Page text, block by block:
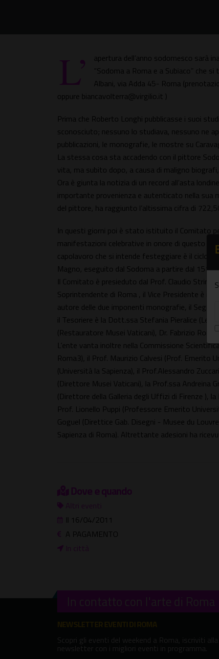
L’
apertura dell’anno sodomesco sarà
“Sodoma a Roma e a Subiaco” che
Albani, via Adda 45- Roma
oppure biancavolterra@virgilio.it )
Prima che Roberto Longhi pubblicasse i suoi
sconosciuto; nessuno lo studiava, nessuno ne
pubblicazioni, le monografie, le mostre su
La stessa cosa sta accadendo con il pittore
vita, ma subito dopo, a causa di maligno
Ora è giunta la notizia di un record all’asta
importante provenienza e autenticato nella sua
del pittore, ha raggiunto l’altissima cifra di
In questi giorni poi è stato istituito il Comitato
manifestazioni celebrative in onore di questo
capolavoro che si intende festeggiare è il ciclo
Magno, eseguito dal Sodoma a partire dal 1512.
Il Comitato è presieduto dal Prof. Claudio
Soprintendente di Roma , il Vice Presidente è il
autore delle due imponenti monografie, il
il Tesoriere è la Dott.ssa Stefania Pieralice
(Restauratore Musei Vaticani), Dr. Fabrizio
L’ente vanta inoltre nella Commissione
Roma3), il Prof. Maurizio Calvesi (Prof. Emerito
(Università la Sapienza), il Prof.Alessandro
(Direttore Musei Vaticani), la Prof.ssa Andreina
(Direttore della Galleria degli Uffizi di Firenze ),
Prof. Lionello Puppi (Professore Emerito
Goguel (Direttice Gab. Disegni - Musee du
Sapienza di Roma). Altrettante adesioni ha
Dove e quando
Altri eventi
Il 16/04/2011
A PAGAMENTO
In città
In contatto con l'arte di Roma